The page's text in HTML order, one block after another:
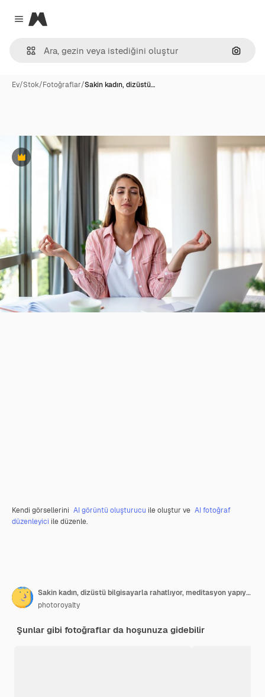
Close menu
Magnific
Ev/Stok/Fotoğraflar/Sakin kadın, dizüstü…
Premium
Kendi görsellerini AI görüntü oluşturucu ile oluştur ve AI fotoğraf
düzenleyici ile düzenle.
Sakin kadın, dizüstü bilgisayarla rahatlıyor, meditasyon yapıyor, işte stressiz rahatlama konsepti, bilinçli huzurlu genç iş kadını veya öğrenci iş yerinde nefes egzersizleri yoga pratiği yapıyor
photoroyalty
Şunlar gibi fotoğraflar da hoşunuza gidebilir